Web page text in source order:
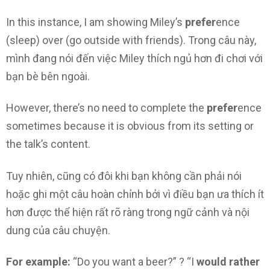
In this instance, I am showing Miley’s preference
(sleep) over (go outside with friends). Trong câu này,
mình đang nói đến việc Miley thích ngủ hơn đi chơi với
bạn bè bên ngoài.
However, there’s no need to complete the preference
sometimes because it is obvious from its setting or
the talk’s content.
Tuy nhiên, cũng có đôi khi bạn không cần phải nói
hoặc ghi một câu hoàn chỉnh bởi vì điều bạn ưa thích ít
hơn được thể hiện rất rõ ràng trong ngữ cảnh và nội
dung của câu chuyện.
For example: “Do you want a beer?” ? “I would rather